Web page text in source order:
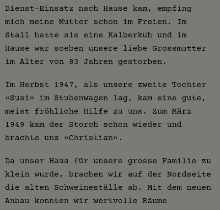
Dienst-Einsatz nach Hause kam, empfing
mich meine Mutter schon im Freien. Im
Stall hatte sie eine Kalberkuh und im
Hause war soeben unsere liebe Grossmutter
im Alter von 83 Jahren gestorben.
Im Herbst 1947, als unsere zweite Tochter
«Susi» im Stubenwagen lag, kam eine gute,
meist fröhliche Hilfe zu uns. Zum März
1949 kam der Storch schon wieder und
brachte uns «Christian».
Da unser Haus für unsere grosse Familie zu
klein wurde, brachen wir auf der Nordseite
die alten Schweineställe ab. Mit dem neuen
Anbau konnten wir wertvolle Räume